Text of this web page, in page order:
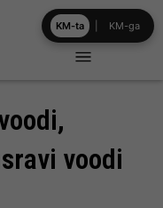
voodi
KM-ta KM-ga